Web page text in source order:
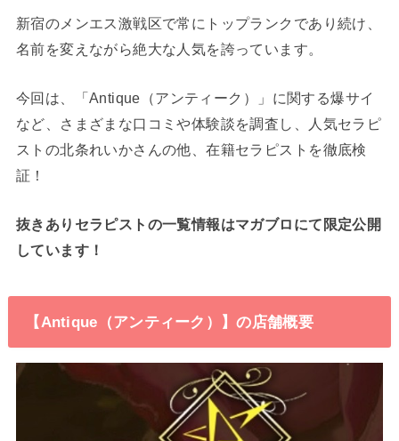
新宿のメンエス激戦区で常にトップランクであり続け、
名前を変えながら絶大な人気を誇っています。
今回は、「Antique（アンティーク）」に関する爆サイ
など、さまざまな口コミや体験談を調査し、人気セラピ
ストの北条れいかさんの他、在籍セラピストを徹底検
証！
抜きありセラピストの一覧情報はマガブロにて限定公開
しています！
【Antique（アンティーク）】の店舗概要